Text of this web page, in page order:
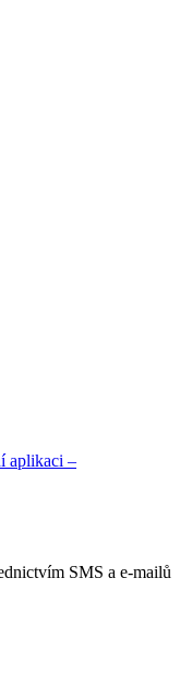
aplikaci –
SMS a e-mailů